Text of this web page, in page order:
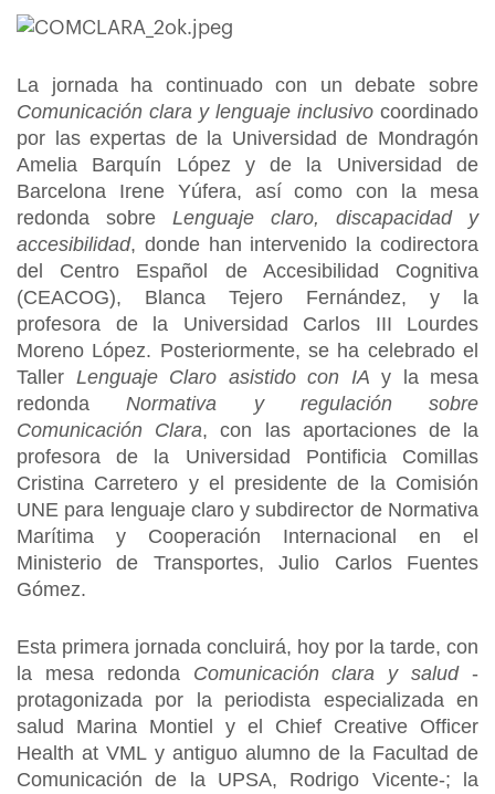
La jornada ha continuado con un debate sobre
Comunicación clara y lenguaje inclusivo coordinado
por las expertas de la Universidad de Mondragón
Amelia Barquín López y de la Universidad de
Barcelona Irene Yúfera, así como con la mesa
redonda sobre Lenguaje claro, discapacidad y
accesibilidad, donde han intervenido la codirectora
del Centro Español de Accesibilidad Cognitiva
(CEACOG), Blanca Tejero Fernández, y la
profesora de la Universidad Carlos III Lourdes
Moreno López. Posteriormente, se ha celebrado el
Taller Lenguaje Claro asistido con IA y la mesa
redondaNormativa y regulación sobre
Comunicación Clara, con las aportaciones de la
profesora de la Universidad Pontificia Comillas
Cristina Carretero y el presidente de la Comisión
UNE para lenguaje claro y subdirector de Normativa
Marítima y Cooperación Internacional en el
Ministerio de Transportes, Julio Carlos Fuentes
Gómez.
Esta primera jornada concluirá, hoy por la tarde, con
la mesa redonda Comunicación clara y salud-
protagonizada por la periodista especializada en
salud Marina Montiel y el Chief Creative Officer
Health at VML y antiguo alumno de la Facultad de
Comunicación de la UPSA, Rodrigo Vicente-; la